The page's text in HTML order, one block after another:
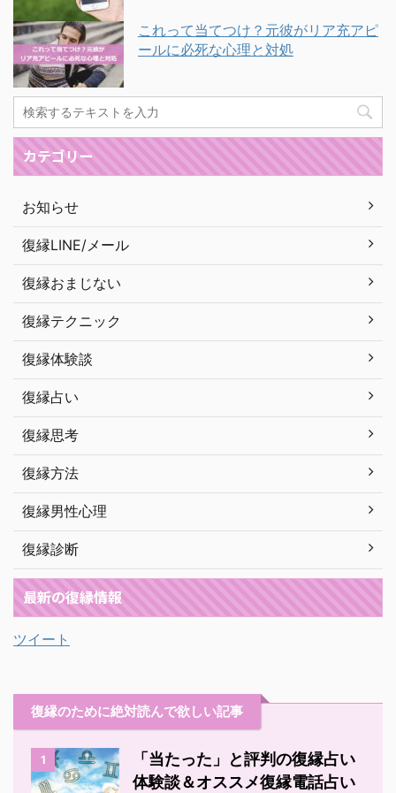
これって当てつけ？元彼がリア充アピ
ールに必死な心理と対処
カテゴリー
お知らせ
復縁LINE/メール
復縁おまじない
復縁テクニック
復縁体験談
復縁占い
復縁思考
復縁方法
復縁男性心理
復縁診断
最新の復縁情報
ツイート
復縁のために絶対読んで欲しい記事
1
「当たった」と評判の復縁占い
体験談＆オススメ復縁電話占い